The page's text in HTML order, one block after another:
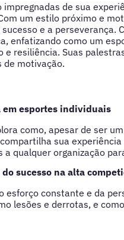
de sua
um estilo próximo e
e a perseverança.
enfatizando como um
e resiliência. Suas
de motivação.
em esportes individuais
como, apesar de ser
sua
a qualquer organização
sucesso na alta
esforço constante e da
lesões e derrotas, e